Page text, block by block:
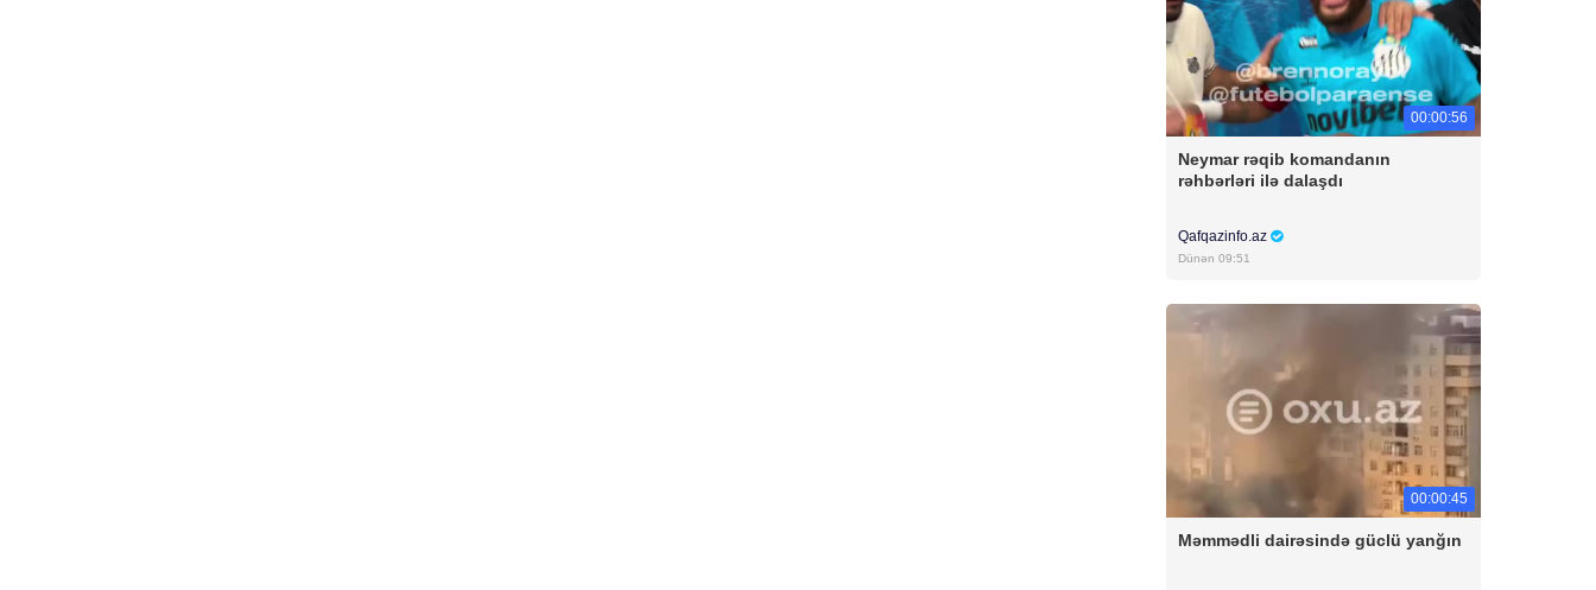
00:00:56
Neymar rəqib komandanın
rəhbərləri ilə dalaşdı
Qafqazinfo.az
Dünən 09:51
00:00:45
Məmmədli dairəsində güclü yanğın